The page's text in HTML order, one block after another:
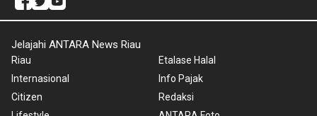
Jelajahi ANTARA News Riau
Riau
Internasional
Citizen
Etalase Halal
Info Pajak
Redaksi